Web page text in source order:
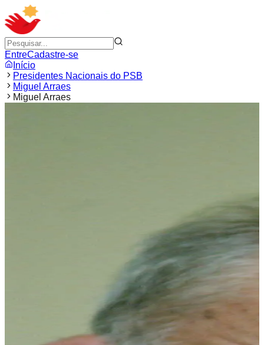
EntreCadastre-se
Início
Presidentes Nacionais do PSB
Miguel Arraes
Miguel Arraes